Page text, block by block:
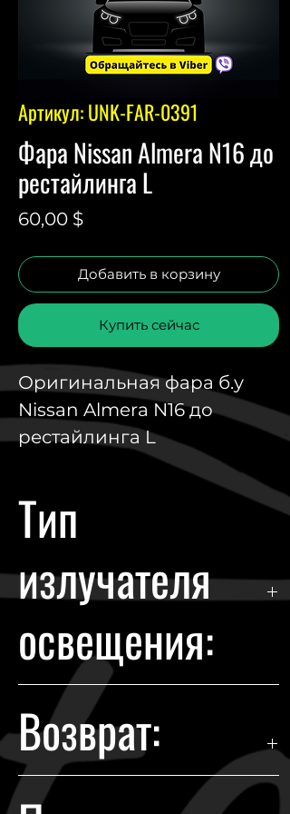
Артикул: UNK-FAR-0391
Фара Nissan Almera N16 до
рестайлинга L
60,00 $Цена
Добавить в корзину
Купить сейчас
Оригинальная фара б.у
Nissan Almera N16 до
рестайлинга L
Тип
излучателя
освещения:
Halogen
Возврат:
Гарантия возврата происходит в
течении 14 дней с момента